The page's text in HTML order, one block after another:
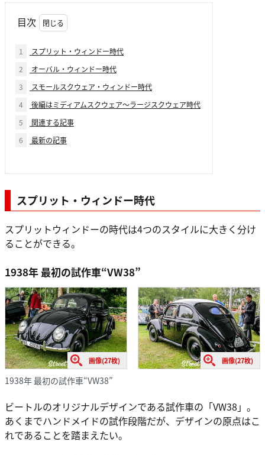
目次
1
スプリット・ウィンドー時代
2
オーバル・ウィンドー時代
3
スモールスクウェア・ウィンドー時代
4
後編はミディアムスクウェア～ラージスクウェア時代
5
関連する記事
6
最新の記事
スプリット・ウィンドー時代
スプリットウィンドーの時代は4つのスタイルに大きく分け
ることができる。
1938年 最初の試作車“VW38”
画像(27枚) 画像(27枚)
1938年 最初の試作車“VW38”
ビートルのオリジナルデザインである試作車の「VW38」。
あくまでハンドメイドの試作段階だが、デザインの原点はこ
れであることを踏まえたい。